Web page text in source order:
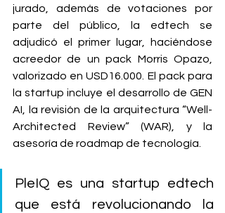
jurado, además de votaciones por
parte del público, la edtech se
adjudicó el primer lugar, haciéndose
acreedor de un pack Morris Opazo,
valorizado en USD16.000. El pack para
la startup incluye el desarrollo de GEN
AI, la revisión de la arquitectura “Well-
Architected Review” (WAR), y la
asesoría de roadmap de tecnología.
PleIQ es una startup edtech
que está revolucionando la